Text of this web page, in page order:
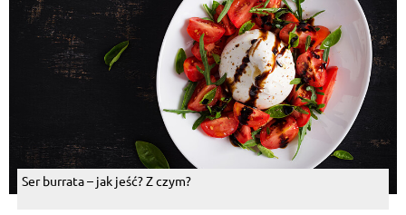
Ser burrata – jak jeść? Z czym?